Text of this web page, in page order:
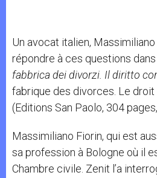
Un avocat italien,
répondre à ces questions
fabbrica dei divorzi. Il diritto
fabrique des divorces. Le
(Editions San Paolo, 304
Massimiliano Fiorin, qui est
sa profession à Bologne où il
Chambre civile. Zenit l’a